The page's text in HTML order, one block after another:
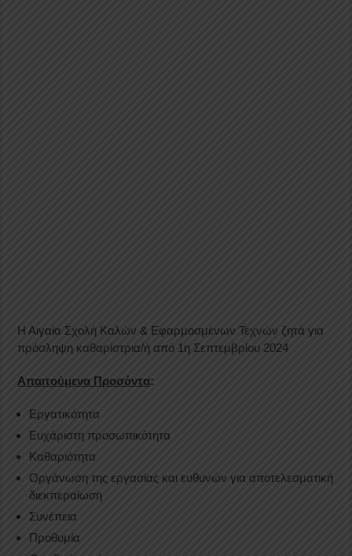
Η Αιγαία Σχολή Καλών & Εφαρμοσμένων Τεχνών ζητά για
πρόσληψη καθαρίστρια/ή από 1η Σεπτεμβρίου 2024
Απαιτούμενα Προσόντα:
Εργατικότητα
Ευχάριστη προσωπικότητα
Καθαριότητα
Οργάνωση της εργασίας και ευθυνών για αποτελεσματική
διεκπεραίωση
Συνέπεια
Προθυμία